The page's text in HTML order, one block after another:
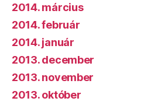
2014. március
2014. február
2014. január
2013. december
2013. november
2013. október